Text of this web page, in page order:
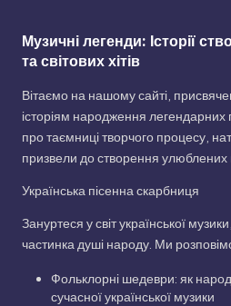
Музичні легенди: Історії
та світових хітів
Вітаємо на нашому сайті,
історіям народження легендарних
про таємниці творчого процесу,
призвели до створення улюблених
Українська пісенна скарбниця
Зануртеся у світ української
частинка душі народу. Ми
Фольклорні шедеври: як
сучасної української музики